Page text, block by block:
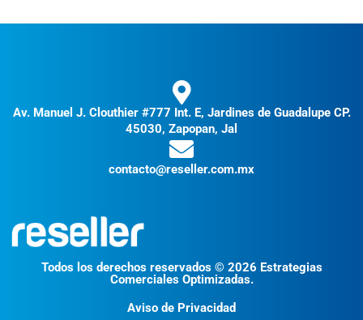
Av. Manuel J. Clouthier #777 Int. E, Jardines de Guadalupe CP.
45030, Zapopan, Jal
contacto@reseller.com.mx
Todos los derechos reservados © 2026 Estrategias
Comerciales Optimizadas.
Aviso de Privacidad